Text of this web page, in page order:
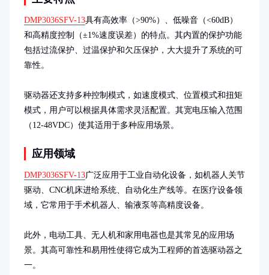
DMP3036SFV-13具有高效率（>90%）、低噪音（<60dB）
和高精度控制（±1%速度误差）的特点。其内置的保护功能
包括过流保护、过温保护和欠压保护，大大提升了系统的可
靠性。
驱动器还支持多种控制模式，如速度模式、位置模式和扭矩
模式，用户可以根据具体需求灵活配置。其宽电压输入范围
（12-48VDC）使其适用于多种应用场景。
应用领域
DMP3036SFV-13广泛应用于工业自动化设备，如机器人关节
驱动、CNC机床进给系统、自动化生产线等。在医疗设备领
域，它常用于手术机器人、输液泵等高精度设备。
此外，电动工具、无人机和家用电器也是其常见的应用场
景。其高可靠性和易用性使得它成为工程师的首选驱动器之
一。